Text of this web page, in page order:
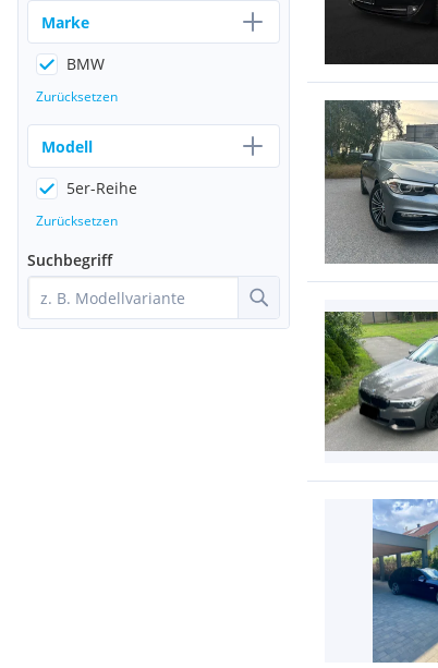
Marke
BMW
Zurücksetzen
Modell
5er-Reihe
Zurücksetzen
Suchbegriff